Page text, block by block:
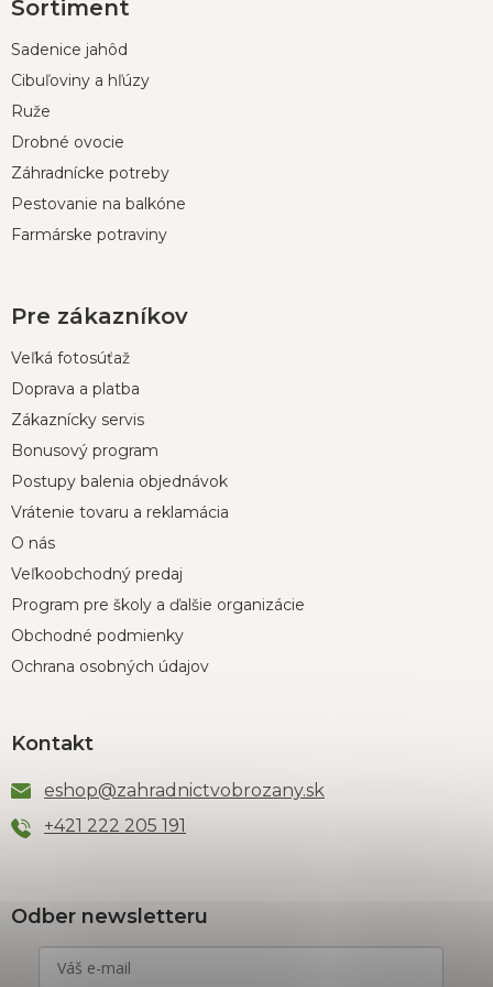
á
ä
Sortiment
Sadenice jahôd
Cibuľoviny a hľúzy
Ruže
Drobné ovocie
Záhradnícke potreby
Pestovanie na balkóne
Farmárske potraviny
Pre zákazníkov
Veľká fotosúťaž
Doprava a platba
Zákaznícky servis
Bonusový program
Postupy balenia objednávok
Vrátenie tovaru a reklamácia
O nás
Veľkoobchodný predaj
Program pre školy a ďalšie organizácie
Obchodné podmienky
Ochrana osobných údajov
Kontakt
eshop@zahradnictvobrozany.sk
+421 222 205 191
Odber newsletteru